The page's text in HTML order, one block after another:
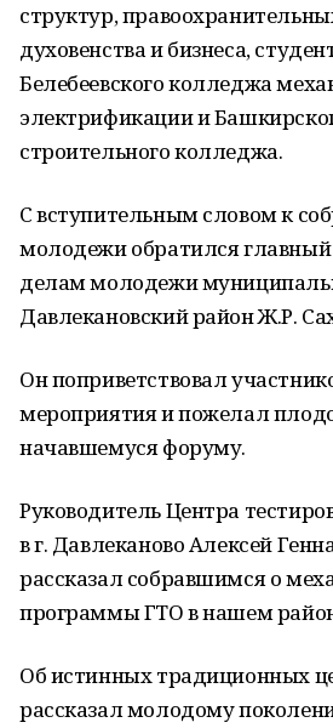
структур,
духовенства и бизнеса,
Белебеевского колледжа
электрификации и
строительного колледжа.
С вступительным словом к
молодежи обратился главный
делам молодежи
Давлекановский район Ж.Р.
Он поприветствовал
мероприятия и пожелал
начавшемуся форуму.
Руководитель Центра
в г. Давлеканово Алексей
рассказал собравшимся о
программы ГТО в нашем
Об истинных традиционных
рассказал молодому